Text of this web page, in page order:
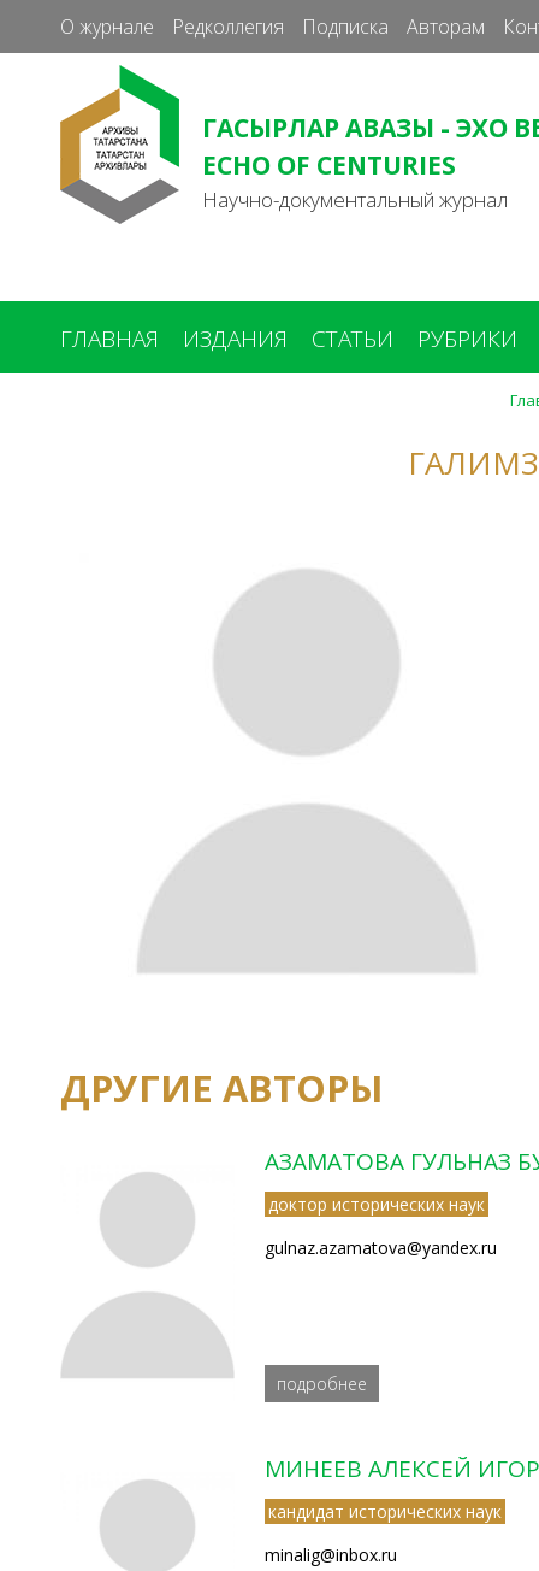
О журнале Редколлегия Подписка Авторам
ГАСЫРЛАР АВАЗЫ - ЭХО
ECHO OF CENTURIES
Научно-документальный журнал
ГЛАВНАЯ ИЗДАНИЯ СТАТЬИ РУБРИКИ
ДРУГИЕ АВТОРЫ
АЗАМАТОВА ГУЛЬНАЗ
доктор исторических наук
gulnaz.azamatova@yandex.ru
подробнее
МИНЕЕВ АЛЕКСЕЙ
кандидат исторических наук
minalig@inbox.ru